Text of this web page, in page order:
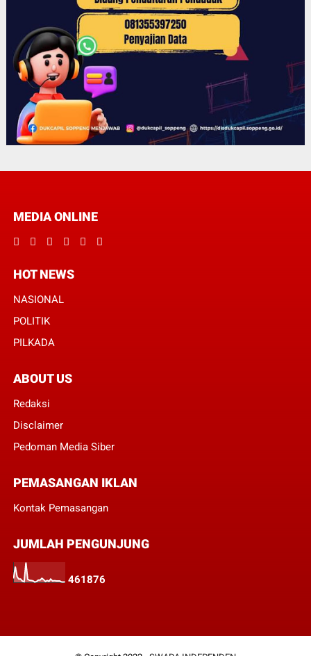
MEDIA ONLINE
HOT NEWS
NASIONAL
POLITIK
PILKADA
ABOUT US
Redaksi
Disclaimer
Pedoman Media Siber
PEMASANGAN IKLAN
Kontak Pemasangan
JUMLAH PENGUNJUNG
461876